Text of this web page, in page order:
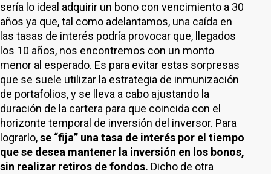
sería lo ideal adquirir un bono con vencimiento a 30
años ya que, tal como adelantamos, una caída en
las tasas de interés podría provocar que, llegados
los 10 años, nos encontremos con un monto
menor al esperado. Es para evitar estas sorpresas
que se suele utilizar la estrategia de inmunización
de portafolios, y se lleva a cabo ajustando la
duración de la cartera para que coincida con el
horizonte temporal de inversión del inversor. Para
lograrlo,se “fija” una tasa de interés por el tiempo
que se desea mantener la inversión en los bonos,
sin realizar retiros de fondos. Dicho de otra